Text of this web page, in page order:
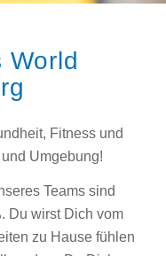
World
Fitness und
Umgebung!
Teams sind
Du wirst Dich vom
zu Hause fühlen